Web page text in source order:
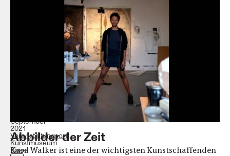
September
2021
Veranstaltungsort:
Kunstmuseum
Basel
Abbilder der Zeit
Kara Walker ist eine der wichtigsten Kunstschaffenden